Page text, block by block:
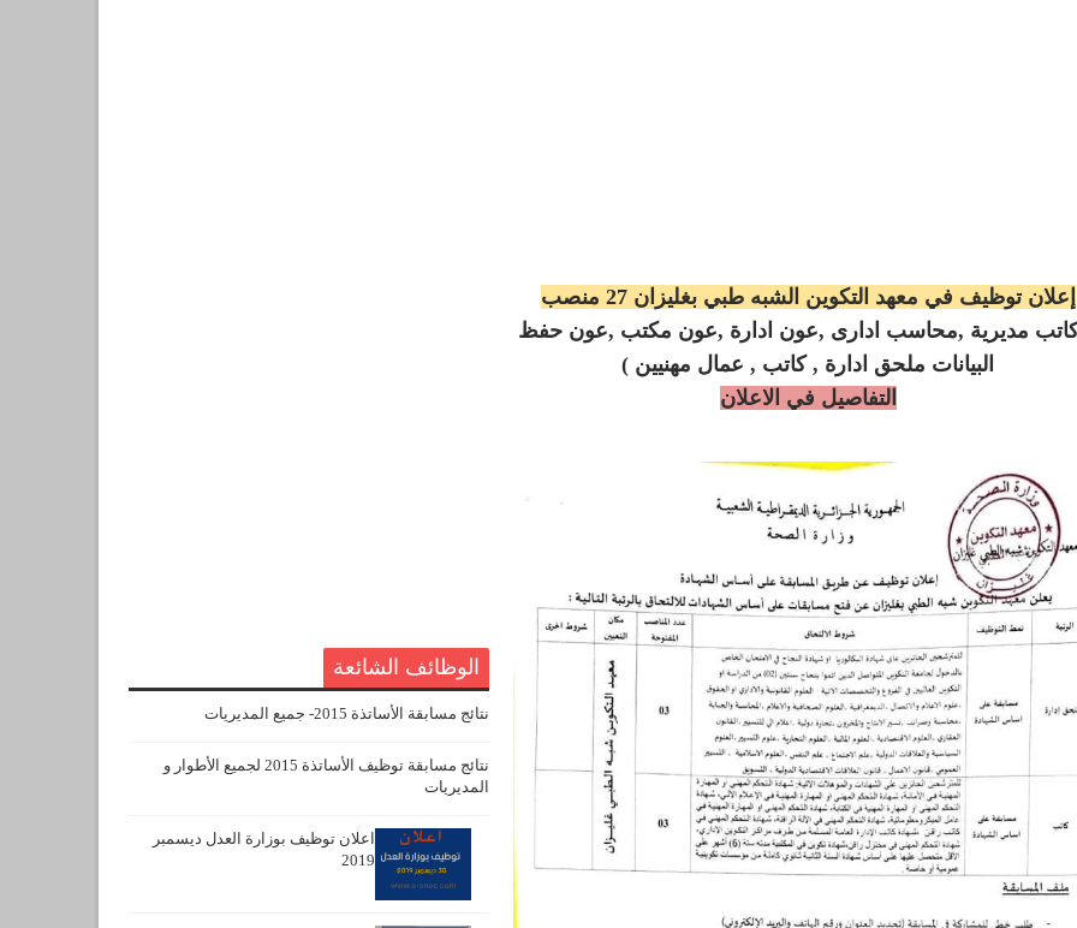
إعلان توظيف في معهد التكوين الشبه طبي بغليزان 27 منصب
مديرية ,محاسب ادارى ,عون ادارة ,عون مكتب ,عون حفظ
البيانات ملحق ادارة , كاتب , عمال مهنيين )
التفاصيل في الاعلان
الوظائف الشائعة
نتائج مسابقة الأساتذة 2015- جميع المديريات
نتائج مسابقة توظيف الأساتذة 2015 لجميع الأطوار و
المديريات
اعلان توظيف بوزارة العدل ديسمبر
2019